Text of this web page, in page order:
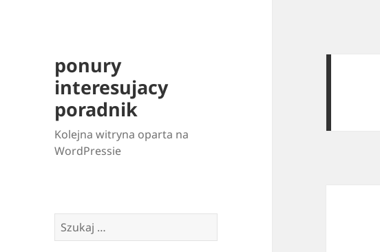
ponury
interesujacy
poradnik
Kolejna witryna oparta na
WordPressie
Szukaj: